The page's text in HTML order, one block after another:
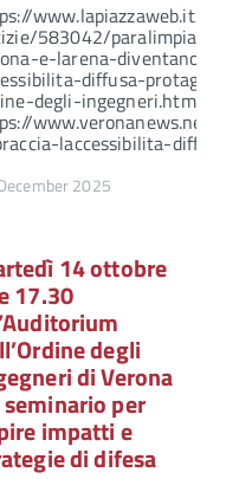
www.lapiazzaweb.it/
583042/paralimpiadi-
e-larena-diventano-
diffusa-
degli-ingegneri.html
www.veronanews.net/
laccessibilita-diffusa/
2025
14 ottobre
17.30
degli
di Verona
per
impatti e
di difesa